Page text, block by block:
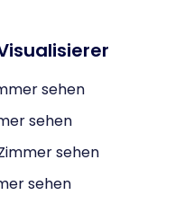
sehen
sehen
sehen
sehen